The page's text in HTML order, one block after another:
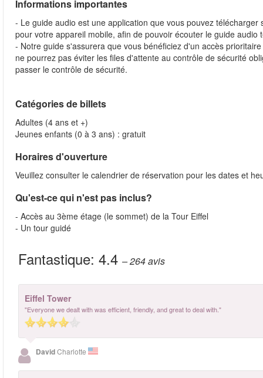
Informations importantes
- Le guide audio est une application que vous pouvez
pour votre appareil mobile, afin de pouvoir écouter le guide
- Notre guide s'assurera que vous bénéficiez d'un accès
ne pourrez pas éviter les files d'attente au contrôle de sécurité
passer le contrôle de sécurité.
Catégories de billets
Adultes (4 ans et +)
Jeunes enfants (0 à 3 ans) : gratuit
Horaires d'ouverture
Veuillez consulter le calendrier de réservation pour les dates et
Qu'est-ce qui n'est pas inclus?
- Accès au 3ème étage (le sommet) de la Tour Eiffel
- Un tour guidé
Fantastique: 4.4 – 264avis
Eiffel Tower
"Everyone we dealt with was efficient, friendly, and great to deal with."
DavidCharlotte